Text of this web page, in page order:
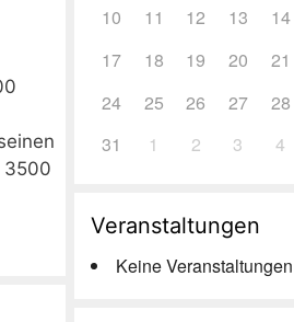
3500
10
11 12 13 14
17
18 19 20 21
24
25 26 27 28
31
1 2 3 4
Veranstaltungen
Keine Veranstaltungen